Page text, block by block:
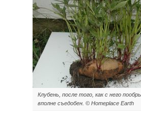
Клубень, после того, как с него
вполне съедобен. © Homeplace Earth